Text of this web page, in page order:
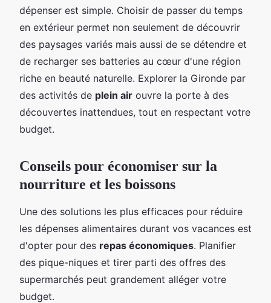
dépenser est simple. Choisir de passer du temps
en extérieur permet non seulement de découvrir
des paysages variés mais aussi de se détendre et
de recharger ses batteries au cœur d'une région
riche en beauté naturelle. Explorer la Gironde par
des activités de plein air ouvre la porte à des
découvertes inattendues, tout en respectant votre
budget.
Conseils pour économiser sur la
nourriture et les boissons
Une des solutions les plus efficaces pour réduire
les dépenses alimentaires durant vos vacances est
d'opter pour des repas économiques. Planifier
des pique-niques et tirer parti des offres des
supermarchés peut grandement alléger votre
budget.